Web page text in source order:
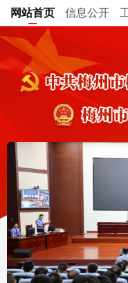
网站首页 信息公开